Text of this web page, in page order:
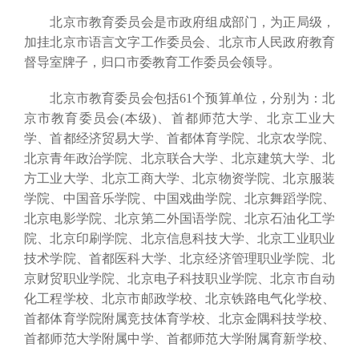
北京市教育委员会是市政府组成部门，为正局级，
加挂北京市语言文字工作委员会、北京市人民政府教育
督导室牌子，归口市委教育工作委员会领导。
北京市教育委员会包括61个预算单位，分别为：北
京市教育委员会(本级)、首都师范大学、北京工业大
学、首都经济贸易大学、首都体育学院、北京农学院、
北京青年政治学院、北京联合大学、北京建筑大学、北
方工业大学、北京工商大学、北京物资学院、北京服装
学院、中国音乐学院、中国戏曲学院、北京舞蹈学院、
北京电影学院、北京第二外国语学院、北京石油化工学
院、北京印刷学院、北京信息科技大学、北京工业职业
技术学院、首都医科大学、北京经济管理职业学院、北
京财贸职业学院、北京电子科技职业学院、北京市自动
化工程学校、北京市邮政学校、北京铁路电气化学校、
首都体育学院附属竞技体育学校、北京金隅科技学校、
首都师范大学附属中学、首都师范大学附属育新学校、